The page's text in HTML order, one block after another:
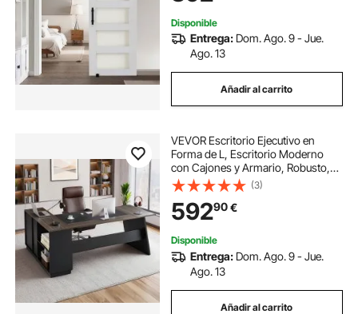
Estar y Baño
Disponible
Entrega: Dom. Ago. 9 - Jue.
Ago. 13
Añadir al carrito
VEVOR Escritorio Ejecutivo en
Forma de L, Escritorio Moderno
con Cajones y Armario, Robusto,
Soporta hasta 158,7 kg, Tablero de
Partículas, para Trabajar, Estudiar o
Escribir, Color Marrón Negro
(3)
59290€
Disponible
Entrega: Dom. Ago. 9 - Jue.
Ago. 13
Añadir al carrito